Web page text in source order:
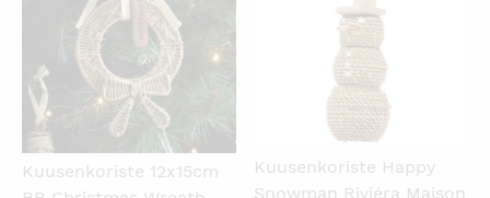
Kuusenkoriste 12x15cm
Kuusenkoriste Happy
Snowman Riviéra Maison